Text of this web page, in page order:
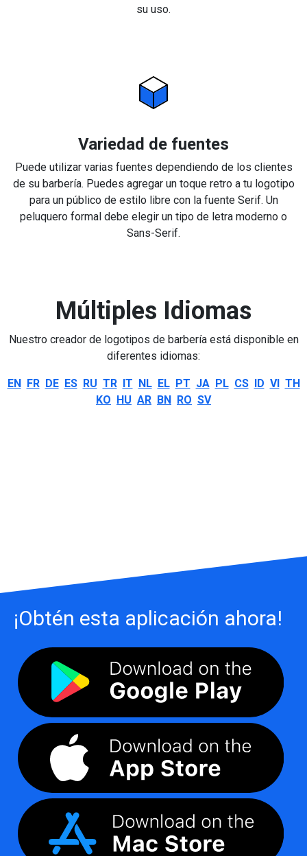
su uso.
Variedad de fuentes
Puede utilizar varias fuentes dependiendo de los clientes
de su barbería. Puedes agregar un toque retro a tu logotipo
para un público de estilo libre con la fuente Serif. Un
peluquero formal debe elegir un tipo de letra moderno o
Sans-Serif.
Múltiples Idiomas
Nuestro creador de logotipos de barbería está disponible en
diferentes idiomas:
EN FR DE ES RU TR IT NL EL PT JA PL CS ID VI TH
KO HU AR BN RO SV
¡Obtén esta aplicación ahora!